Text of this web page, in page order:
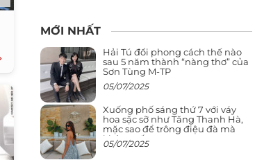
MỚI NHẤT
Hải Tú đổi phong cách thế nào
sau 5 năm thành “nàng thơ” của
Sơn Tùng M-TP
05/07/2025
Xuống phố sáng thứ 7 với váy
hoa sặc sỡ như Tăng Thanh Hà,
mặc sao để trông điệu đà mà
không sến
05/07/2025